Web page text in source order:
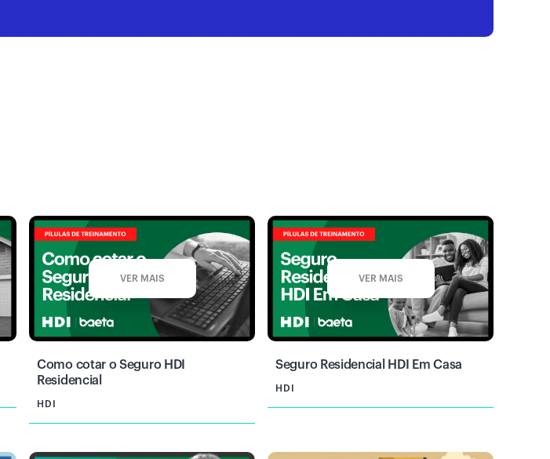
VER MAIS
Como cotar o Seguro HDI
Residencial
HDI
VER MAIS
Seguro Residencial HDI Em Casa
HDI